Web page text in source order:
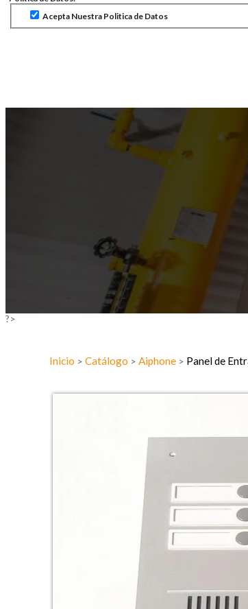
Acepta Nuestra Politica de Datos
?>
Inicio > Catálogo > Aiphone > Panel de